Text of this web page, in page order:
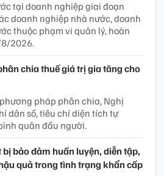
tại doanh nghiệp giai đoạn
doanh nghiệp nhà nước, doanh
thuộc phạm vi quản lý, hoàn
2026.
chia thuế giá trị gia tăng cho
pháp phân chia, Nghị
dân số, tiêu chí diện tích tự
quân đầu người.
bảo đảm huấn luyện, diễn tập,
quả trong tình trạng khẩn cấp